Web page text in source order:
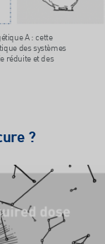
A : cette
des systèmes
réduite et des
?